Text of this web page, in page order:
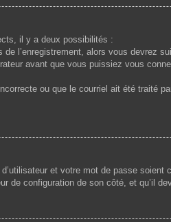
il y a deux possibilités :
l’enregistrement, alors vous devrez
avant que vous puissiez vous
ou que le courriel ait été traité
et votre mot de passe
de configuration de son côté, et qu’il